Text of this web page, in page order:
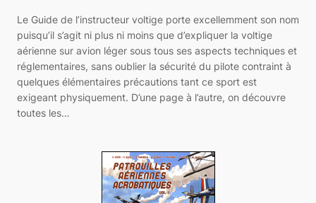
Le Guide de l’instructeur voltige porte excellemment son nom
puisqu’il s’agit ni plus ni moins que d’expliquer la voltige
aérienne sur avion léger sous tous ses aspects techniques et
réglementaires, sans oublier la sécurité du pilote contraint à
quelques élémentaires précautions tant ce sport est
exigeant physiquement. D’une page à l’autre, on découvre
toutes les…